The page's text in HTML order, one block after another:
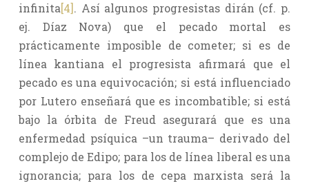
infinita[4]. Así algunos progresistas dirán (cf. p.
ej. Díaz Nova) que el pecado mortal es
prácticamente imposible de cometer; si es de
línea kantiana el progresista afirmará que el
pecado es una equivocación; si está influenciado
por Lutero enseñará que es incombatible; si está
bajo la órbita de Freud asegurará que es una
enfermedad psíquica –un trauma– derivado del
complejo de Edipo; para los de línea liberal es una
ignorancia; para los de cepa marxista será la